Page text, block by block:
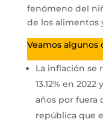
fenómeno del
de los alimentos
Veamos algunos
La inflación se
13.12% en
años por fuera
república que